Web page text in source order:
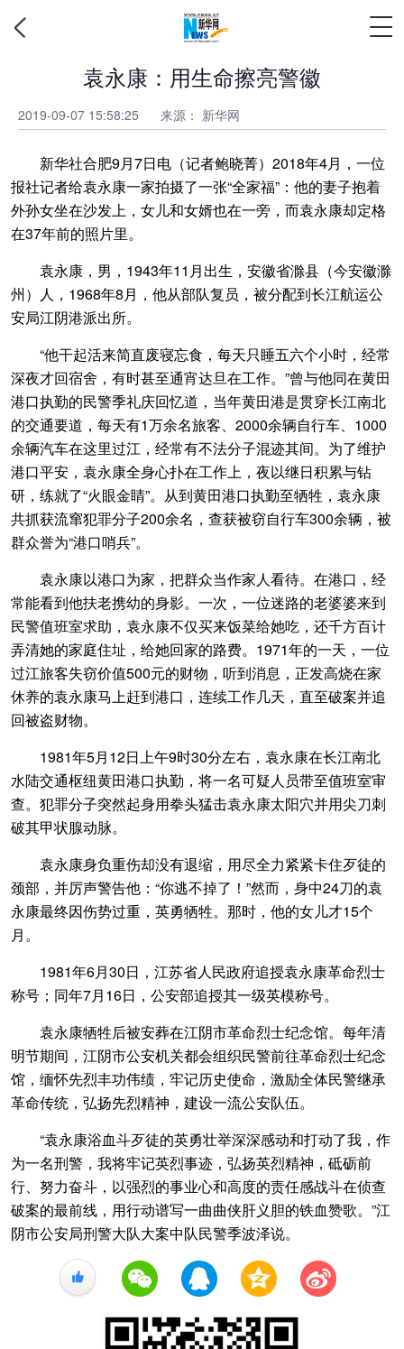
袁永康：用生命擦亮警徽
2019-09-07 15:58:25 来源： 新华网
新华社合肥9月7日电（记者鲍晓菁）2018年4月，一位
报社记者给袁永康一家拍摄了一张“全家福”：他的妻子抱着
外孙女坐在沙发上，女儿和女婿也在一旁，而袁永康却定格
在37年前的照片里。
袁永康，男，1943年11月出生，安徽省滁县（今安徽滁
州）人，1968年8月，他从部队复员，被分配到长江航运公
安局江阴港派出所。
“他干起活来简直废寝忘食，每天只睡五六个小时，经常
深夜才回宿舍，有时甚至通宵达旦在工作。”曾与他同在黄田
港口执勤的民警季礼庆回忆道，当年黄田港是贯穿长江南北
的交通要道，每天有1万余名旅客、2000余辆自行车、1000
余辆汽车在这里过江，经常有不法分子混迹其间。为了维护
港口平安，袁永康全身心扑在工作上，夜以继日积累与钻
研，练就了“火眼金睛”。从到黄田港口执勤至牺牲，袁永康
共抓获流窜犯罪分子200余名，查获被窃自行车300余辆，被
群众誉为“港口哨兵”。
袁永康以港口为家，把群众当作家人看待。在港口，经
常能看到他扶老携幼的身影。一次，一位迷路的老婆婆来到
民警值班室求助，袁永康不仅买来饭菜给她吃，还千方百计
弄清她的家庭住址，给她回家的路费。1971年的一天，一位
过江旅客失窃价值500元的财物，听到消息，正发高烧在家
休养的袁永康马上赶到港口，连续工作几天，直至破案并追
回被盗财物。
1981年5月12日上午9时30分左右，袁永康在长江南北
水陆交通枢纽黄田港口执勤，将一名可疑人员带至值班室审
查。犯罪分子突然起身用拳头猛击袁永康太阳穴并用尖刀刺
破其甲状腺动脉。
袁永康身负重伤却没有退缩，用尽全力紧紧卡住歹徒的
颈部，并厉声警告他：“你逃不掉了！”然而，身中24刀的袁
永康最终因伤势过重，英勇牺牲。那时，他的女儿才15个
月。
1981年6月30日，江苏省人民政府追授袁永康革命烈士
称号；同年7月16日，公安部追授其一级英模称号。
袁永康牺牲后被安葬在江阴市革命烈士纪念馆。每年清
明节期间，江阴市公安机关都会组织民警前往革命烈士纪念
馆，缅怀先烈丰功伟绩，牢记历史使命，激励全体民警继承
革命传统，弘扬先烈精神，建设一流公安队伍。
“袁永康浴血斗歹徒的英勇壮举深深感动和打动了我，作
为一名刑警，我将牢记英烈事迹，弘扬英烈精神，砥砺前
行、努力奋斗，以强烈的事业心和高度的责任感战斗在侦查
破案的最前线，用行动谱写一曲曲侠肝义胆的铁血赞歌。”江
阴市公安局刑警大队大案中队民警季波泽说。
+1